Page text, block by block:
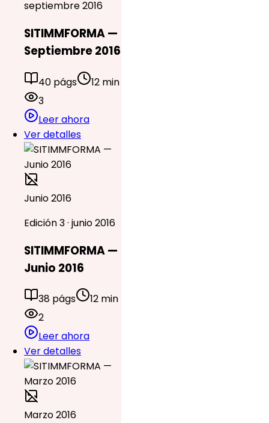
septiembre 2016
SITIMMFORMA —
Septiembre 2016
40 págs
12 min
3
Leer ahora
Ver detalles
Junio 2016
Edición 3 · junio 2016
SITIMMFORMA —
Junio 2016
38 págs
12 min
2
Leer ahora
Ver detalles
Marzo 2016